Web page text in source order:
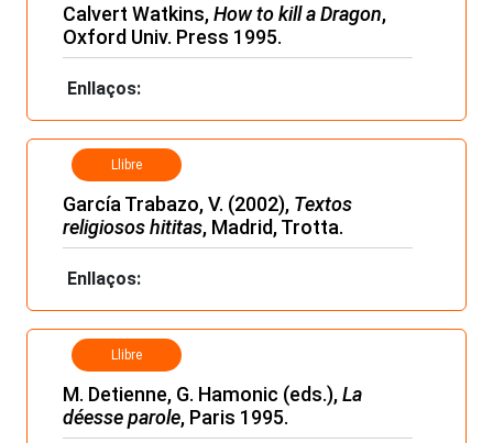
Calvert Watkins,How to kill a Dragon,
Oxford Univ. Press 1995.
Enllaços:
Llibre
García Trabazo, V. (2002), Textos
religiosos hititas, Madrid, Trotta.
Enllaços:
Llibre
M. Detienne, G. Hamonic (eds.),La
déesse parole, Paris 1995.